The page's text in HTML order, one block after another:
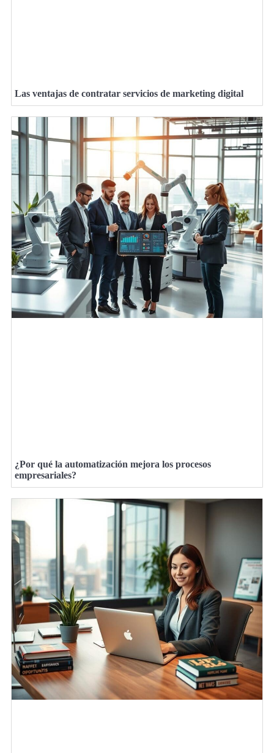
Las ventajas de contratar servicios de marketing digital
¿Por qué la automatización mejora los procesos
empresariales?